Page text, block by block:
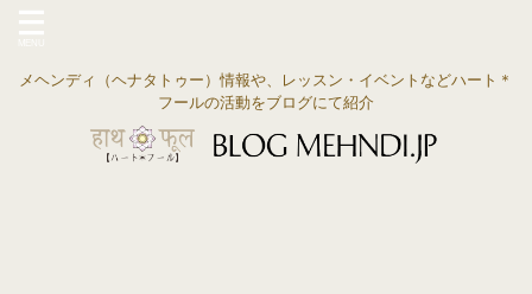
メヘンディ（ヘナタトゥー）情報や、レッスン・イベントなどハート＊
フールの活動をブログにて紹介